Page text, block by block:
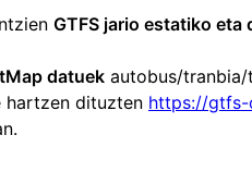
GTFS jario estatiko eta
datuek autobus/
hartzen dituzten https://gtfs-